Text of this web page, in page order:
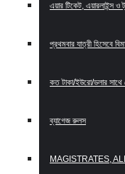
এয়ার টিকেট, এয়ারলাইন্স ও
প্রথমবার যাত্রী হিসেবে
কত টাকা/ইউরো/ডলার সাথে
ব্যাগেজ রুলস
MAGISTRATES,